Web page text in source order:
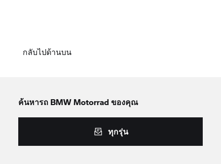
กลับไปด้านบน
ค้นหารถ BMW Motorrad ของคุณ
ทุกรุ่น